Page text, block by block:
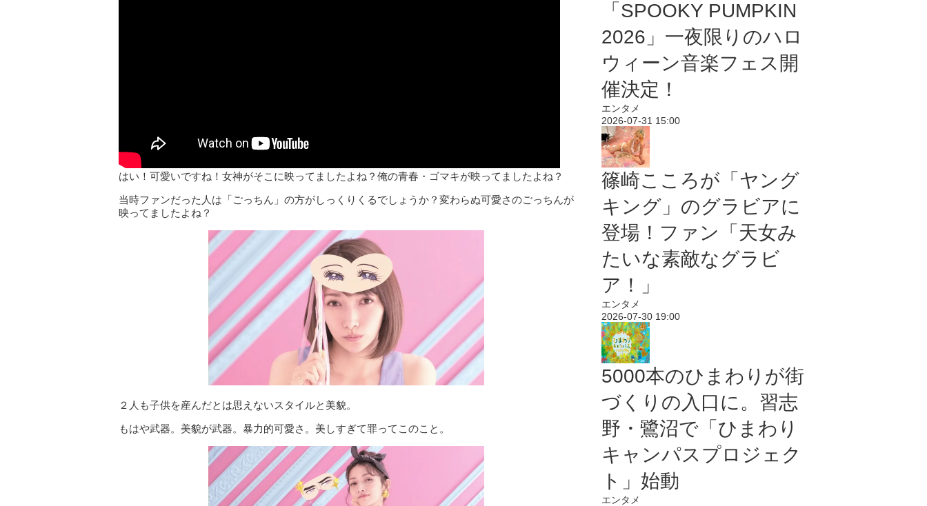
はい！可愛いですね！女神がそこに映ってましたよね？俺の青春・ゴマキが映ってましたよね？
当時ファンだった人は「ごっちん」の方がしっくりくるでしょうか？変わらぬ可愛さのごっちんが
映ってましたよね？
２人も子供を産んだとは思えないスタイルと美貌。
もはや武器。美貌が武器。暴力的可愛さ。美しすぎて罪ってこのこと。
「SPOOKY PUMPKIN
2026」一夜限りのハロ
ウィーン音楽フェス開
催決定！
エンタメ
2026-07-31 15:00
篠崎こころが「ヤング
キング」のグラビアに
登場！ファン「天女み
たいな素敵なグラビ
ア！」
エンタメ
2026-07-30 19:00
5000本のひまわりが街
づくりの入口に。習志
野・鷺沼で「ひまわり
キャンパスプロジェク
ト」始動
エンタメ